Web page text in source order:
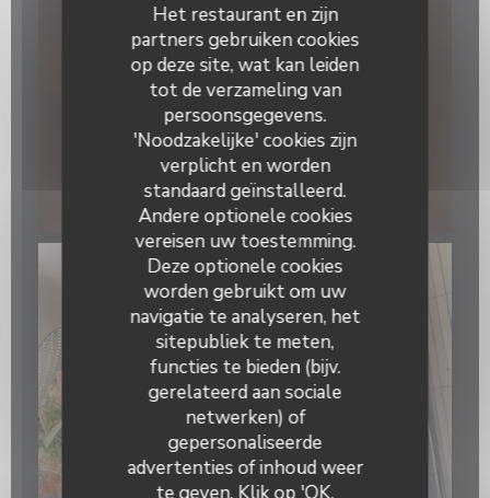
Het restaurant en zijn
partners gebruiken cookies
op deze site, wat kan leiden
tot de verzameling van
persoonsgegevens.
'Noodzakelijke' cookies zijn
verplicht en worden
standaard geïnstalleerd.
Andere optionele cookies
vereisen uw toestemming.
Deze optionele cookies
worden gebruikt om uw
navigatie te analyseren, het
sitepubliek te meten,
functies te bieden (bijv.
gerelateerd aan sociale
netwerken) of
gepersonaliseerde
advertenties of inhoud weer
te geven. Klik op 'OK,
La Galiote Restaurant & Bar